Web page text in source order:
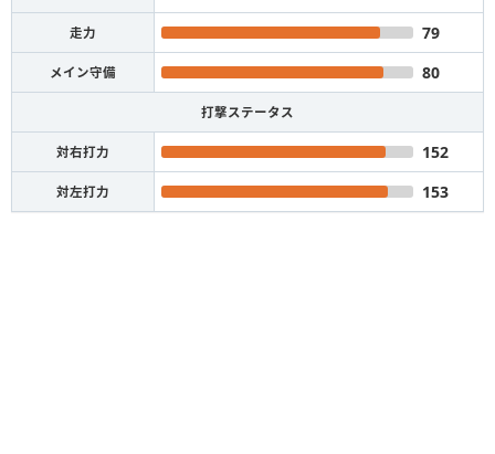
走力 79
メイン守備 80
打撃ステータス
対右打力 152
対左打力 153